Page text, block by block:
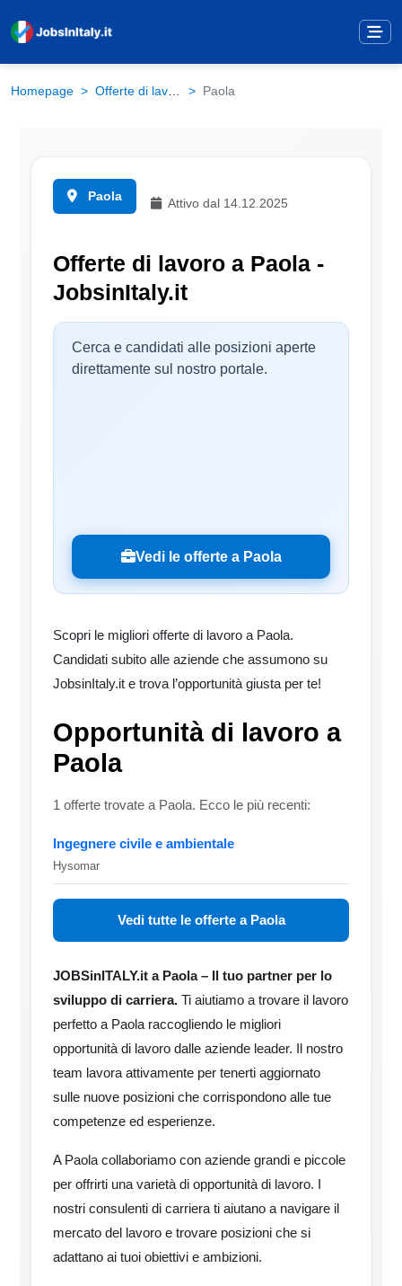
Homepage Offerte di lavoro Paola
Paola
Attivo dal 14.12.2025
Offerte di lavoro a Paola -
JobsinItaly.it
Cerca e candidati alle posizioni aperte
direttamente sul nostro portale.
Vedi le offerte a Paola
Scopri le migliori offerte di lavoro a Paola.
Candidati subito alle aziende che assumono su
JobsinItaly.it e trova l’opportunità giusta per te!
Opportunità di lavoro a
Paola
1 offerte trovate a Paola. Ecco le più recenti:
Ingegnere civile e ambientale
Hysomar
Vedi tutte le offerte a Paola
JOBSinITALY.it a Paola – Il tuo partner per lo
sviluppo di carriera. Ti aiutiamo a trovare il lavoro
perfetto a Paola raccogliendo le migliori
opportunità di lavoro dalle aziende leader. Il nostro
team lavora attivamente per tenerti aggiornato
sulle nuove posizioni che corrispondono alle tue
competenze ed esperienze.
A Paola collaboriamo con aziende grandi e piccole
per offrirti una varietà di opportunità di lavoro. I
nostri consulenti di carriera ti aiutano a navigare il
mercato del lavoro e trovare posizioni che si
adattano ai tuoi obiettivi e ambizioni.